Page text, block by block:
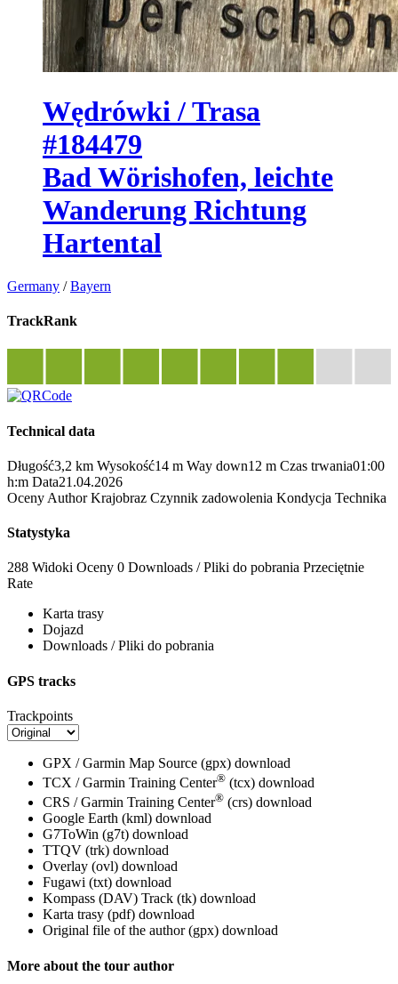
Wędrówki / Trasa
#184479
Bad Wörishofen, leichte
Wanderung Richtung
Hartental
Germany /Bayern
TrackRank
Technical data
Długość3,2 km Wysokość14 m Way down12 m Czas trwania01:00
h:m Data21.04.2026
Oceny Author Krajobraz Czynnik zadowolenia Kondycja Technika
Statystyka
288 Widoki Oceny 0 Downloads / Pliki do pobrania Przeciętnie
Rate
Karta trasy
Dojazd
Downloads / Pliki do pobrania
GPS tracks
Trackpoints
GPX / Garmin Map Source (gpx) download
TCX / Garmin Training Center® (tcx) download
CRS / Garmin Training Center® (crs) download
Google Earth (kml) download
G7ToWin (g7t) download
TTQV (trk) download
Overlay (ovl) download
Fugawi (txt) download
Kompass (DAV) Track (tk) download
Karta trasy (pdf) download
Original file of the author (gpx) download
More about the tour author